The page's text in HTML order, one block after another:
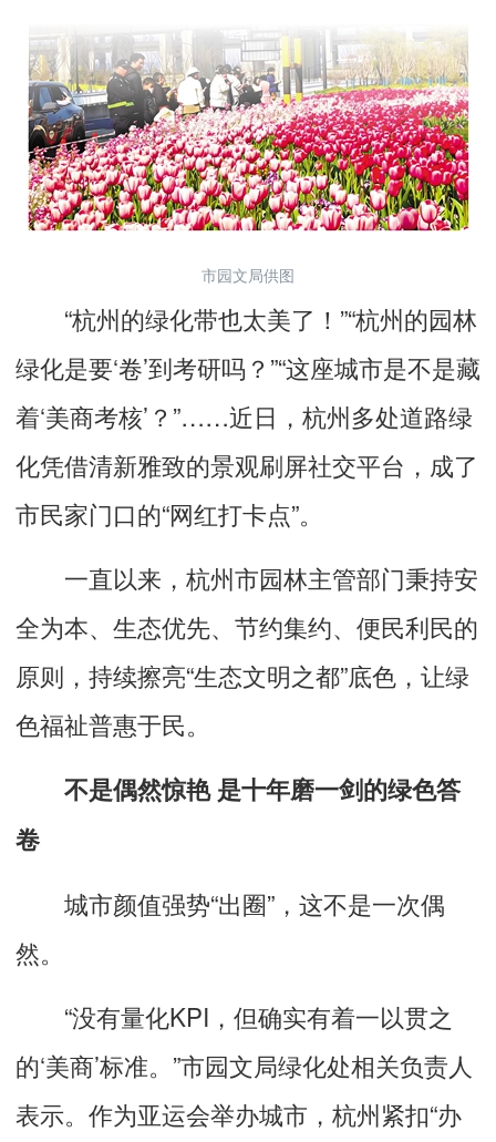
市园文局供图
“杭州的绿化带也太美了！”“杭州的园林
绿化是要‘卷’到考研吗？”“这座城市是不是藏
着‘美商考核’？”……近日，杭州多处道路绿
化凭借清新雅致的景观刷屏社交平台，成了
市民家门口的“网红打卡点”。
一直以来，杭州市园林主管部门秉持安
全为本、生态优先、节约集约、便民利民的
原则，持续擦亮“生态文明之都”底色，让绿
色福祉普惠于民。
不是偶然惊艳 是十年磨一剑的绿色答
卷
城市颜值强势“出圈”，这不是一次偶
然。
“没有量化KPI，但确实有着一以贯之
的‘美商’标准。”市园文局绿化处相关负责人
表示。作为亚运会举办城市，杭州紧扣“办